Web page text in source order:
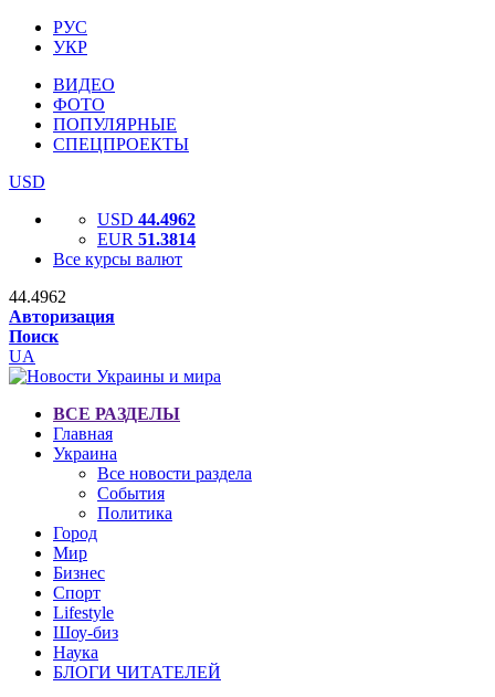
РУС
УКР
ВИДЕО
ФОТО
ПОПУЛЯРНЫЕ
СПЕЦПРОЕКТЫ
USD
USD 44.4962
EUR 51.3814
Все курсы валют
44.4962
Авторизация
Поиск
UA
ВСЕ РАЗДЕЛЫ
Главная
Украина
Все новости раздела
События
Политика
Город
Мир
Бизнес
Спорт
Lifestyle
Шоу-биз
Наука
БЛОГИ ЧИТАТЕЛЕЙ